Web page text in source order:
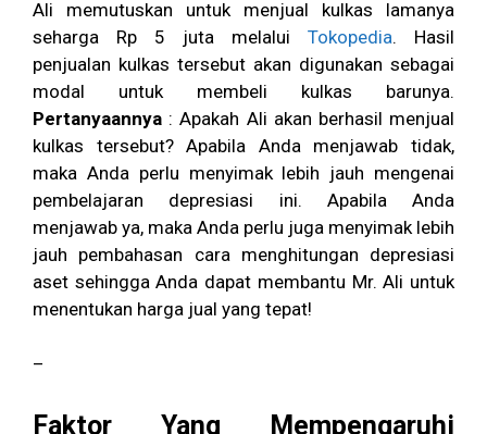
Ali memutuskan untuk menjual kulkas lamanya
seharga Rp 5 juta melalui Tokopedia. Hasil
penjualan kulkas tersebut akan digunakan sebagai
modal untuk membeli kulkas barunya.
Pertanyaannya : Apakah Ali akan berhasil menjual
kulkas tersebut? Apabila Anda menjawab tidak,
maka Anda perlu menyimak lebih jauh mengenai
pembelajaran depresiasi ini. Apabila Anda
menjawab ya, maka Anda perlu juga menyimak lebih
jauh pembahasan cara menghitungan depresiasi
aset sehingga Anda dapat membantu Mr. Ali untuk
menentukan harga jual yang tepat!
–
Faktor Yang Mempengaruhi